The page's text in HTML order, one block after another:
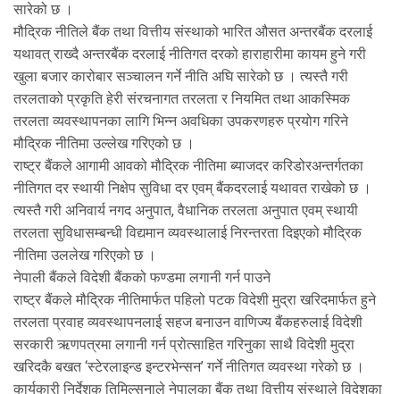
सारेको छ ।
मौद्रिक नीतिले बैंक तथा वित्तीय संस्थाको भारित औसत अन्तरबैंक दरलाई
यथावत् राख्दै अन्तरबैंक दरलाई नीतिगत दरको हाराहारीमा कायम हुने गरी
खुला बजार कारोबार सञ्चालन गर्ने नीति अघि सारेको छ । त्यस्तै गरी
तरलताको प्रकृति हेरी संरचनागत तरलता र नियमित तथा आकस्मिक
तरलता व्यवस्थापनका लागि भिन्न अवधिका उपकरणहरु प्रयोग गरिने
मौद्रिक नीतिमा उल्लेख गरिएको छ ।
राष्ट्र बैंकले आगामी आवको मौद्रिक नीतिमा ब्याजदर करिडोरअन्तर्गतका
नीतिगत दर स्थायी निक्षेप सुविधा दर एवम् बैंकदरलाई यथावत राखेको छ ।
त्यस्तै गरी अनिवार्य नगद अनुपात, वैधानिक तरलता अनुपात एवम् स्थायी
तरलता सुविधासम्बन्धी विद्यमान व्यवस्थालाई निरन्तरता दिइएको मौद्रिक
नीतिमा उललेख गरिएको छ ।
नेपाली बैंकले विदेशी बैंकको फण्डमा लगानी गर्न पाउने
राष्ट्र बैंकले मौद्रिक नीतिमार्फत पहिलो पटक विदेशी मुद्रा खरिदमार्फत हुने
तरलता प्रवाह व्यवस्थापनलाई सहज बनाउन वाणिज्य बैंकहरुलाई विदेशी
सरकारी ऋणपत्रमा लगानी गर्न प्रोत्साहित गरिनुका साथै विदेशी मुद्रा
खरिदकै बखत ‘स्टेरलाइन्ड इन्टरभेन्सन’ गर्ने नीतिगत व्यवस्था गरेको छ ।
कार्यकारी निर्देशक तिमिल्सनाले नेपालका बैंक तथा वित्तीय संस्थाले विदेशका